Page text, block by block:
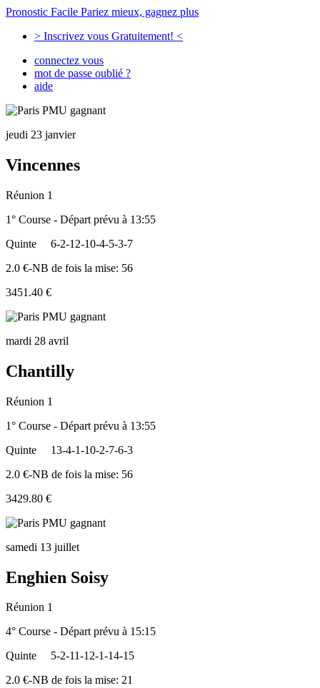
Pronostic Facile Pariez mieux, gagnez plus
> Inscrivez vous Gratuitement! <
connectez vous
mot de passe oublié ?
aide
jeudi 23 janvier
Vincennes
Réunion 1
1° Course - Départ prévu à 13:55
Quinte
6-2-12-10-4-5-3-7
2.0 €-NB de fois la mise: 56
3451.40 €
mardi 28 avril
Chantilly
Réunion 1
1° Course - Départ prévu à 13:55
Quinte
13-4-1-10-2-7-6-3
2.0 €-NB de fois la mise: 56
3429.80 €
samedi 13 juillet
Enghien Soisy
Réunion 1
4° Course - Départ prévu à 15:15
Quinte
5-2-11-12-1-14-15
2.0 €-NB de fois la mise: 21